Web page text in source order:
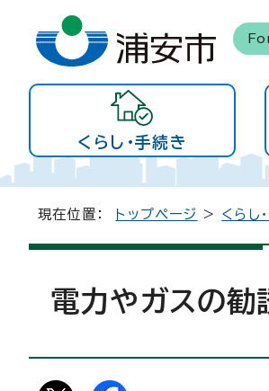
くらし・手続き
現在位置： トップページ > くらし
電力やガスの勧